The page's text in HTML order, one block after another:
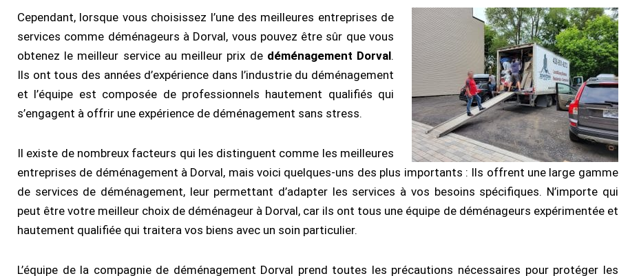
Cependant, lorsque vous choisissez l’une des meilleures entreprises de
services comme déménageurs à Dorval, vous pouvez être sûr que vous
obtenez le meilleur service au meilleur prix de déménagement Dorval.
Ils ont tous des années d’expérience dans l’industrie du déménagement
et l’équipe est composée de professionnels hautement qualifiés qui
s’engagent à offrir une expérience de déménagement sans stress.
Il existe de nombreux facteurs qui les distinguent comme les meilleures
entreprises de déménagement à Dorval, mais voici quelques-uns des plus importants : Ils offrent une large gamme
de services de déménagement, leur permettant d’adapter les services à vos besoins spécifiques. N’importe qui
peut être votre meilleur choix de déménageur à Dorval, car ils ont tous une équipe de déménageurs expérimentée et
hautement qualifiée qui traitera vos biens avec un soin particulier.
L’équipe de la compagnie de déménagement Dorval prend toutes les précautions nécessaires pour protéger les